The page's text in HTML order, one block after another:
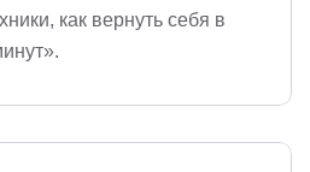
как вернуть себя в